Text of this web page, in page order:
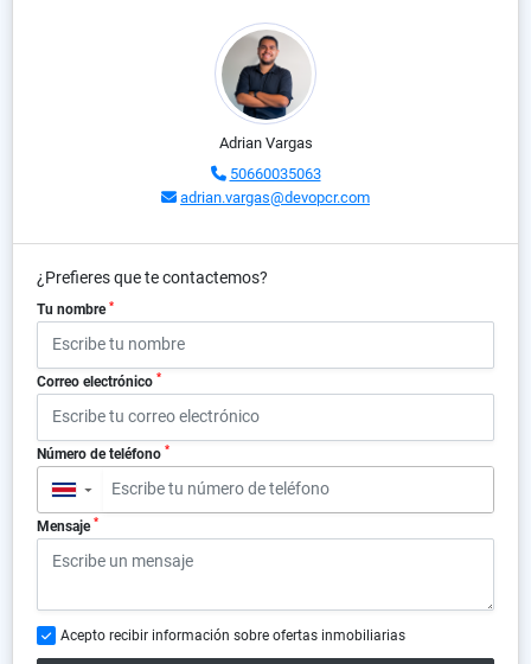
Adrian Vargas
50660035063
adrian.vargas@devopcr.com
¿Prefieres que te contactemos?
Tu nombre *
Correo electrónico *
Número de teléfono *
▼
Mensaje *
Acepto recibir información sobre ofertas inmobiliarias